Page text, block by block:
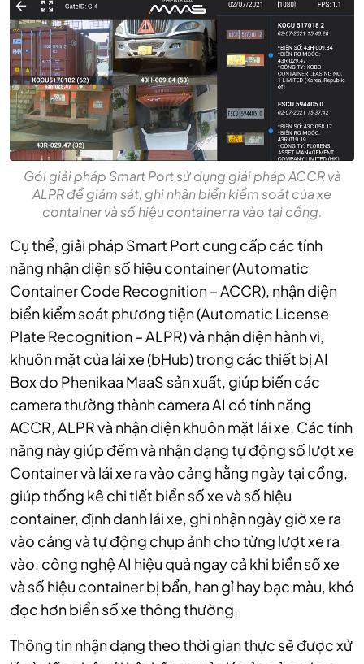
Gói giải pháp Smart Port sử dụng giải pháp ACCR và
ALPR để giám sát, ghi nhận biển kiểm soát của xe
container và số hiệu container ra vào tại cổng.
Cụ thể, giải pháp Smart Port cung cấp các tính
năng nhận diện số hiệu container (Automatic
Container Code Recognition – ACCR), nhận diện
biển kiểm soát phương tiện (Automatic License
Plate Recognition – ALPR) và nhận diện hành vi,
khuôn mặt của lái xe (bHub) trong các thiết bị AI
Box do Phenikaa MaaS sản xuất, giúp biến các
camera thường thành camera AI có tính năng
ACCR, ALPR và nhận diện khuôn mặt lái xe. Các tính
năng này giúp đếm và nhận dạng tự động số lượt xe
Container và lái xe ra vào cảng hằng ngày tại cổng,
giúp thống kê chi tiết biển số xe và số hiệu
container, định danh lái xe, ghi nhận ngày giờ xe ra
vào cảng và tự động chụp ảnh cho từng lượt xe ra
vào, công nghệ AI hiệu quả ngay cả khi biển số xe
và số hiệu container bị bẩn, han gỉ hay bạc màu, khó
đọc hơn biển số xe thông thường.
Thông tin nhận dạng theo thời gian thực sẽ được xử